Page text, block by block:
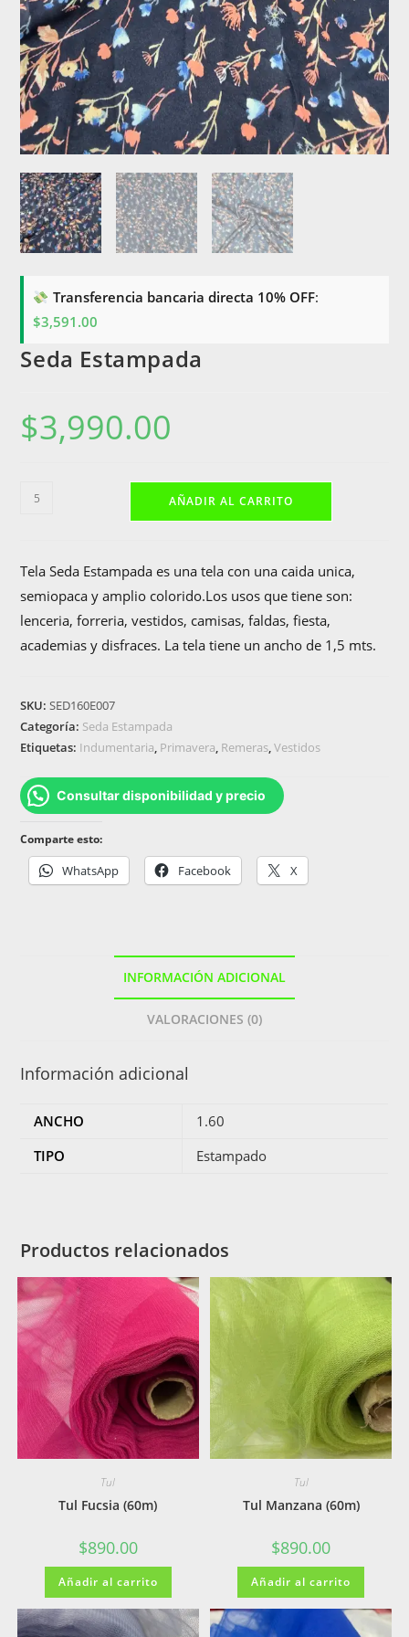
Transferencia bancaria directa 10% OFF:
$3,591.00
Seda Estampada
$3,990.00
Seda
AÑADIR AL CARRITO
Tela Seda Estampada es una tela con una caida unica,
semiopaca y amplio colorido.Los usos que tiene son:
lenceria, forreria, vestidos, camisas, faldas, fiesta,
academias y disfraces. La tela tiene un ancho de 1,5 mts.
SKU:SED160E007
Categoría: Seda Estampada
Etiquetas: Indumentaria, Primavera, Remeras,Vestidos
Consultar disponibilidad y precio
Comparte esto:
WhatsApp Facebook X
INFORMACIÓN ADICIONAL
VALORACIONES (0)
Información adicional
ANCHO
1.60
TIPO
Estampado
Productos relacionados
Tul
Tul Fucsia (60m)
$890.00
Añadir al carrito
Tul
Tul Manzana (60m)
$890.00
Añadir al carrito